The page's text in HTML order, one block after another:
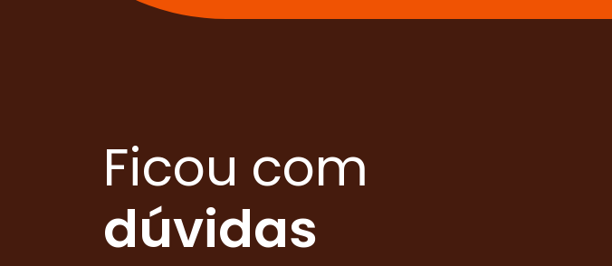
Ficou com
dúvidas